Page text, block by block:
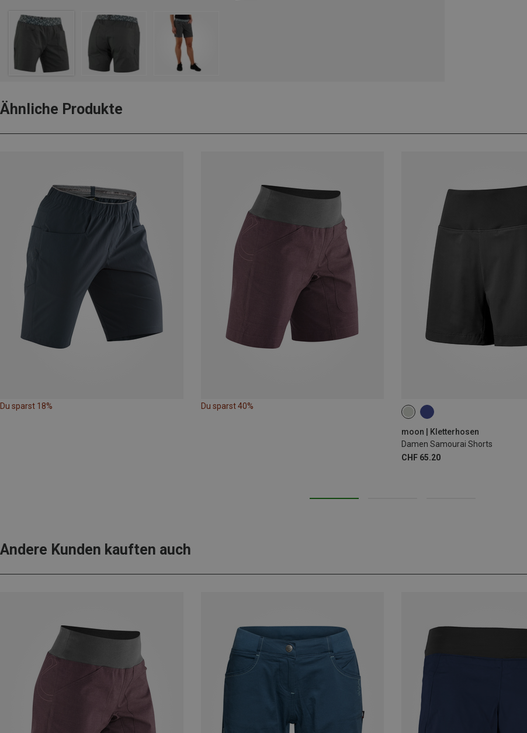
Ähnliche Produkte
Du sparst 18% Du sparst 40%
moon | Kletterhosen
Damen Samourai Shorts
CHF 65.20
XS S
Andere Kunden kauften auch